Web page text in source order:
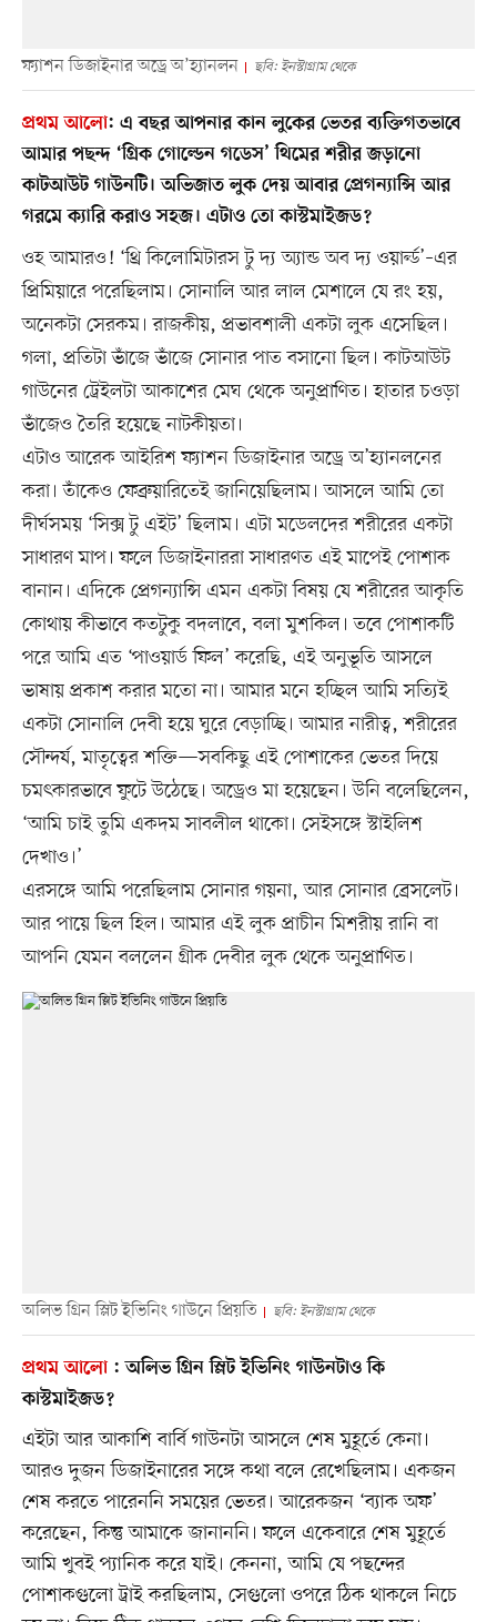
ফ্যাশন ডিজাইনার অড্রে অ’হ্যানলন ছবি: ইনস্টাগ্রাম থেকে
প্রথম আলো: এ বছর আপনার কান লুকের ভেতর ব্যক্তিগতভাবে
আমার পছন্দ ‘গ্রিক গোল্ডেন গডেস’ থিমের শরীর জড়ানো
কাটআউট গাউনটি। অভিজাত লুক দেয় আবার প্রেগন্যান্সি আর
গরমে ক্যারি করাও সহজ। এটাও তো কাস্টমাইজড?
ওহ আমারও! ‘থ্রি কিলোমিটারস টু দ্য অ্যান্ড অব দ্য ওয়ার্ল্ড’–এর
প্রিমিয়ারে পরেছিলাম। সোনালি আর লাল মেশালে যে রং হয়,
অনেকটা সেরকম। রাজকীয়, প্রভাবশালী একটা লুক এসেছিল।
গলা, প্রতিটা ভাঁজে ভাঁজে সোনার পাত বসানো ছিল। কাটআউট
গাউনের ট্রেইলটা আকাশের মেঘ থেকে অনুপ্রাণিত। হাতার চওড়া
ভাঁজেও তৈরি হয়েছে নাটকীয়তা।
এটাও আরেক আইরিশ ফ্যাশন ডিজাইনার অড্রে অ’হ্যানলনের
করা। তাঁকেও ফেব্রুয়ারিতেই জানিয়েছিলাম। আসলে আমি তো
দীর্ঘসময় ‘সিক্স টু এইট’ ছিলাম। এটা মডেলদের শরীরের একটা
সাধারণ মাপ। ফলে ডিজাইনাররা সাধারণত এই মাপেই পোশাক
বানান। এদিকে প্রেগন্যান্সি এমন একটা বিষয় যে শরীরের আকৃতি
কোথায় কীভাবে কতটুকু বদলাবে, বলা মুশকিল। তবে পোশাকটি
পরে আমি এত ‘পাওয়ার্ড ফিল’ করেছি, এই অনুভূতি আসলে
ভাষায় প্রকাশ করার মতো না। আমার মনে হচ্ছিল আমি সত্যিই
একটা সোনালি দেবী হয়ে ঘুরে বেড়াচ্ছি। আমার নারীত্ব, শরীরের
সৌন্দর্য, মাতৃত্বের শক্তি—সবকিছু এই পোশাকের ভেতর দিয়ে
চমৎকারভাবে ফুটে উঠেছে। অড্রেও মা হয়েছেন। উনি বলেছিলেন,
‘আমি চাই তুমি একদম সাবলীল থাকো। সেইসঙ্গে স্টাইলিশ
দেখাও।’
এরসঙ্গে আমি পরেছিলাম সোনার গয়না, আর সোনার ব্রেসলেট।
আর পায়ে ছিল হিল। আমার এই লুক প্রাচীন মিশরীয় রানি বা
আপনি যেমন বললেন গ্রীক দেবীর লুক থেকে অনুপ্রাণিত।
অলিভ গ্রিন স্লিট ইভিনিং গাউনে প্রিয়তি ছবি: ইনস্টাগ্রাম থেকে
প্রথম আলো:অলিভ গ্রিন স্লিট ইভিনিং গাউনটাও কি
কাস্টমাইজড?
এইটা আর আকাশি বার্বি গাউনটা আসলে শেষ মুহূর্তে কেনা।
আরও দুজন ডিজাইনারের সঙ্গে কথা বলে রেখেছিলাম। একজন
শেষ করতে পারেননি সময়ের ভেতর। আরেকজন ‘ব্যাক অফ’
করেছেন, কিন্তু আমাকে জানাননি। ফলে একেবারে শেষ মুহূর্তে
আমি খুবই প্যানিক করে যাই। কেননা, আমি যে পছন্দের
পোশাকগুলো ট্রাই করছিলাম, সেগুলো ওপরে ঠিক থাকলে নিচে